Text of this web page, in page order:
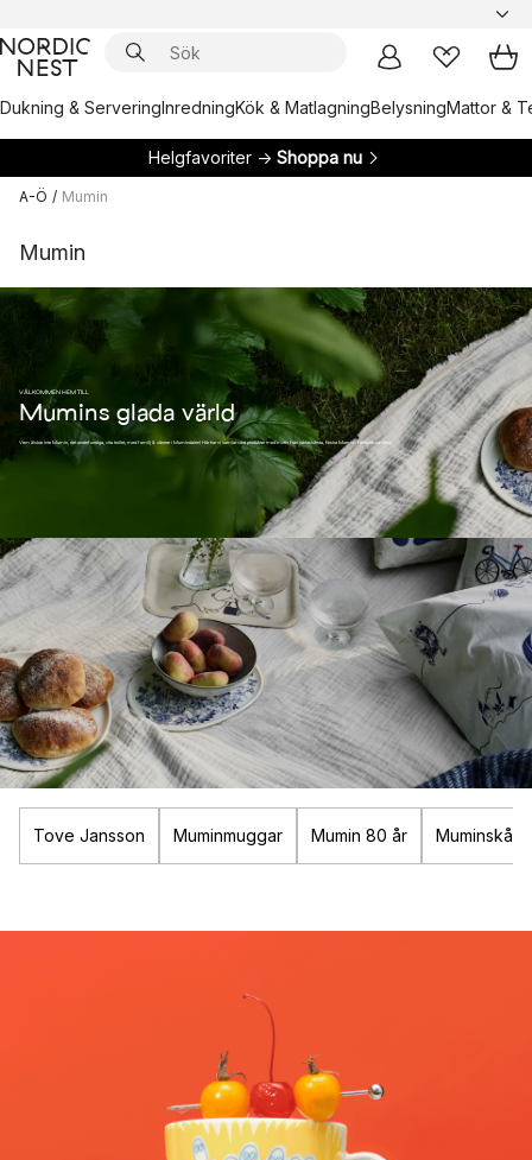
Dukning & ServeringInredningKök & MatlagningBelysningMattor &
Helgfavoriter → Shoppa nu
A-Ö / Mumin
Mumin
VÄLKOMMEN HEM TILL
Mumins glada värld
Vem älskar inte Mumin, det underfundiga, vita trollet, med familj & vänner i Mumindalen! Här har vi samlat våra produkter med motiv från världskända, finska Mumins fantastiska värld.
Tove Jansson Muminmuggar Mumin 80 år Muminskålar